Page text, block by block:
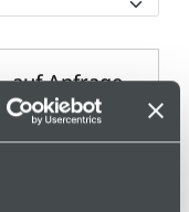
auf Anfrage